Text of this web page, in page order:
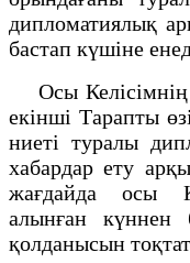
дипломатиялық
бастап күшіне
Осы Келісімнің
екінші Тарапты
ниеті туралы
хабардар ету
жағдайда осы
алынған
қолданысын